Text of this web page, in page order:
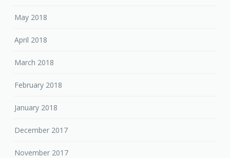
May 2018
April 2018
March 2018
February 2018
January 2018
December 2017
November 2017